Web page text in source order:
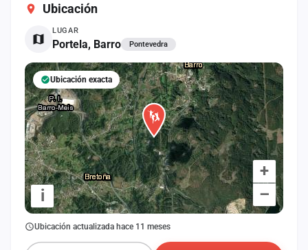
Ubicación
LUGAR
Portela, Barro Pontevedra
+
–
i
Ubicación exacta
Ubicación actualizada hace 11 meses